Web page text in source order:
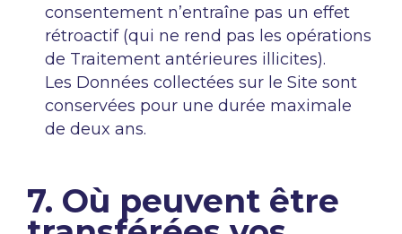
consentement n’entraîne pas un effet
rétroactif (qui ne rend pas les opérations
de Traitement antérieures illicites).
Les Données collectées sur le Site sont
conservées pour une durée maximale
de deux ans.
7. Où peuvent être